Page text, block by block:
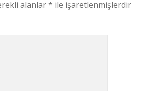
alanlar* ile işaretlenmişlerdir